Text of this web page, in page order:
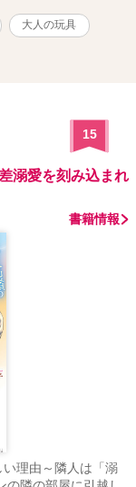
大人の玩具
15
溺愛を刻み込まれ
書籍情報
い理由～隣人は「溺